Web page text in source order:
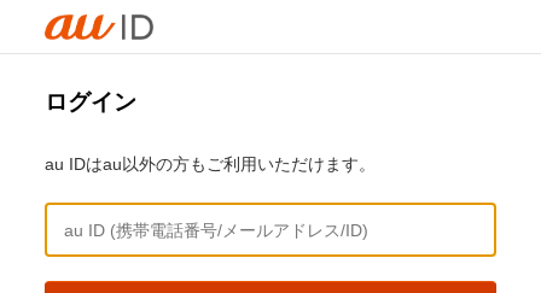
ログイン
au IDはau以外の方もご利用いただけます。